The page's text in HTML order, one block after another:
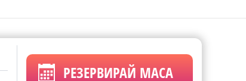
РЕЗЕРВИРАЙ МАСА